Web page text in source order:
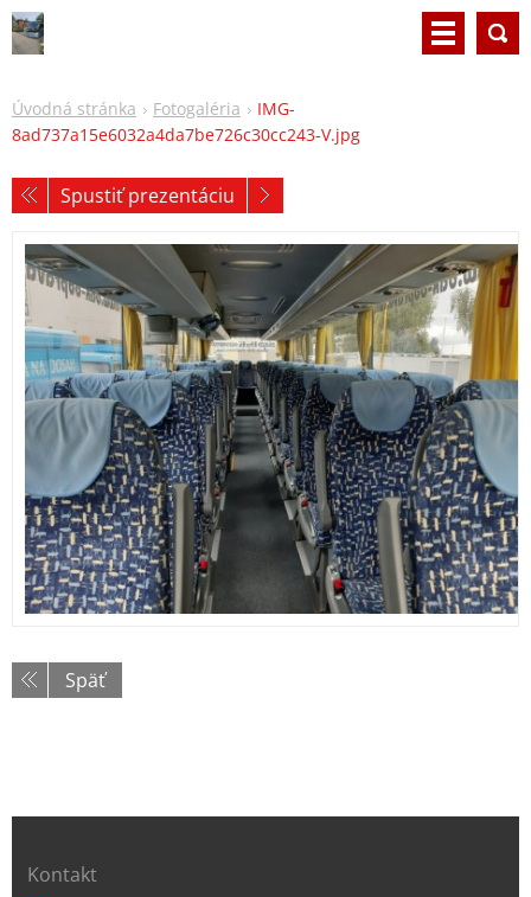
Úvodná stránka Fotogaléria
IMG-
8ad737a15e6032a4da7be726c30cc243-V.jpg
Spustiť prezentáciu
Späť
Kontakt